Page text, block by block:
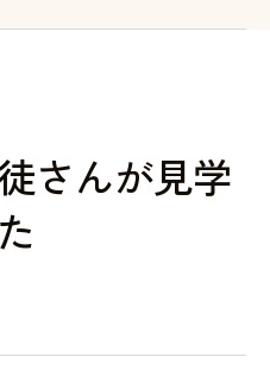
さんが見学